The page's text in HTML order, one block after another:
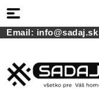
Email: info@sadaj.sk